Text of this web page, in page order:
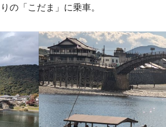
の「こだま」に乗車。